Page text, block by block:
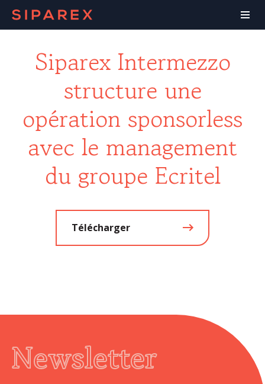
Siparex Intermezzo
structure une
opération sponsorless
avec le management
du groupe Ecritel
Télécharger
Newsletter